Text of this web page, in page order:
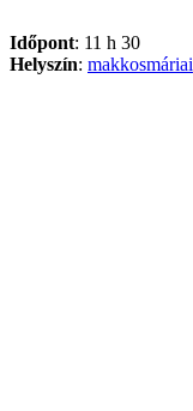
Időpont: 11 h 30
Helyszín: makkosmáriai